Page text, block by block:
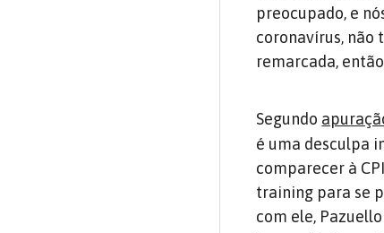
preocupado, e
coronavírus, não
remarcada,
Segundo
é uma desculpa
comparecer à
training para se
com ele,